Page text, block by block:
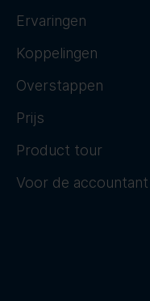
Ervaringen
Koppelingen
Overstappen
Prijs
Product tour
Voor de accountant